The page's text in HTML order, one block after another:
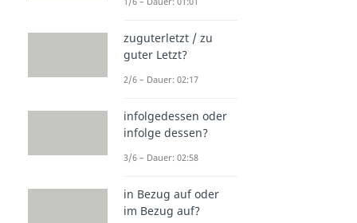
zuguterletzt / zu
guter Letzt?
2/6 – Dauer: 02:17
infolgedessen oder
infolge dessen?
3/6 – Dauer: 02:58
in Bezug auf oder
im Bezug auf?